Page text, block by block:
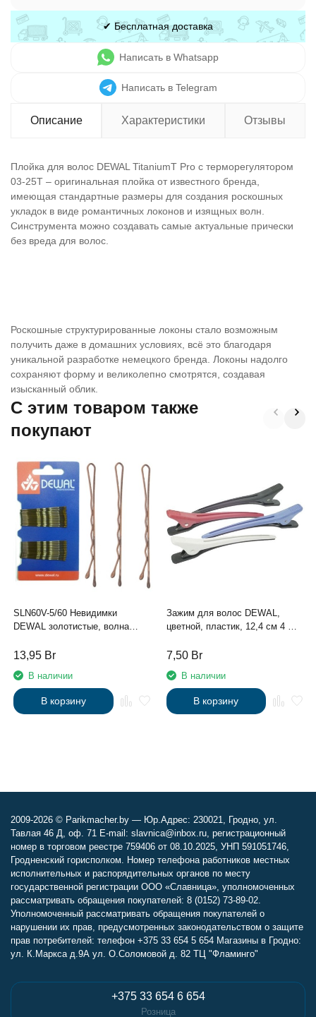
✔ Бесплатная доставка
Написать в Whatsapp
Написать в Telegram
Описание Характеристики Отзывы
Плойка для волос DEWAL TitaniumT Pro с терморегулятором
03-25T – оригинальная плойка от известного бренда,
имеющая стандартные размеры для создания роскошных
укладок в виде романтичных локонов и изящных волн.
Синструмента можно создавать самые актуальные прически
без вреда для волос.
Роскошные структурированные локоны стало возможным
получить даже в домашних условиях, всё это благодаря
уникальной разработке немецкого бренда. Локоны надолго
сохраняют форму и великолепно смотрятся, создавая
изысканный облик.
C этим товаром также
покупают
SLN60V-5/60 Невидимки
DEWAL золотистые, волна
13,95 Br
В наличии
В корзину
Зажим для волос DEWAL,
цветной, пластик, 12,4 см 4 шт/
7,50 Br
В наличии
В корзину
2009-2026 © Parikmacher.by — Юр.Адрес: 230021, Гродно, ул.
Тавлая 46 Д, оф. 71 E-mail: slavnica@inbox.ru, регистрационный
номер в торговом реестре 759406 от 08.10.2025, УНП 591051746,
Гродненский горисполком. Номер телефона работников местных
исполнительных и распорядительных органов по месту
государственной регистрации ООО «Славница», уполномоченных
рассматривать обращения покупателей: 8 (0152) 73-89-02.
Уполномоченный рассматривать обращения покупателей о
нарушении их прав, предусмотренных законодательством о защите
прав потребителей: телефон +375 33 654 5 654 Магазины в Гродно:
ул. К.Маркса д.9А ул. О.Соломовой д. 82 ТЦ "Фламинго"
+375 33 654 6 654
Розница